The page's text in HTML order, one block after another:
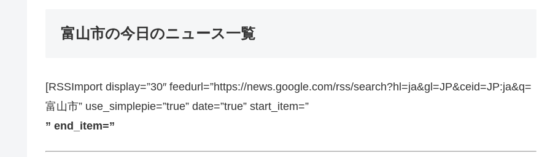
富山市の今日のニュース一覧
[RSSImport display=”30″ feedurl=”https://news.google.com/rss/search?hl=ja&gl=JP&ceid=JP:ja&q=
富山市” use_simplepie=”true” date=”true” start_item=”
” end_item=”